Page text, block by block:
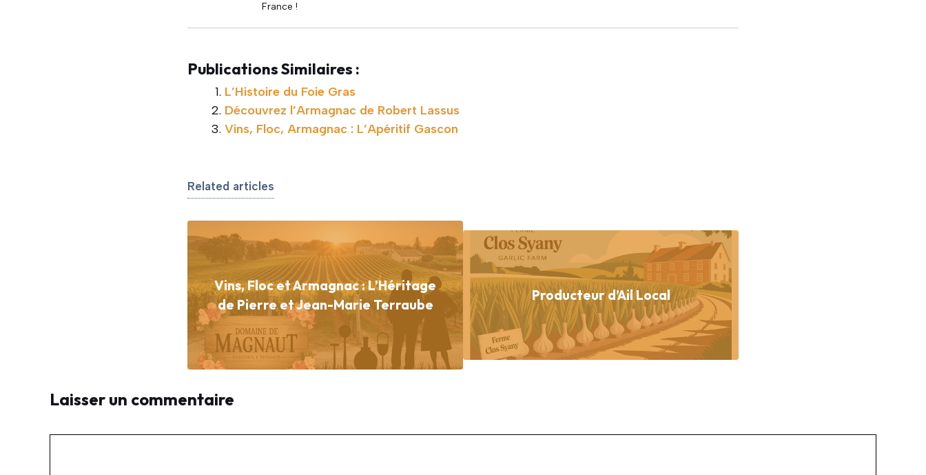
France !
Publications Similaires :
L’Histoire du Foie Gras
Découvrez l’Armagnac de Robert Lassus
Vins, Floc, Armagnac : L’Apéritif Gascon
Related articles
Vins, Floc et Armagnac : L’Héritage
de Pierre et Jean-Marie Terraube
Producteur d’Ail Local
Laisser un commentaire